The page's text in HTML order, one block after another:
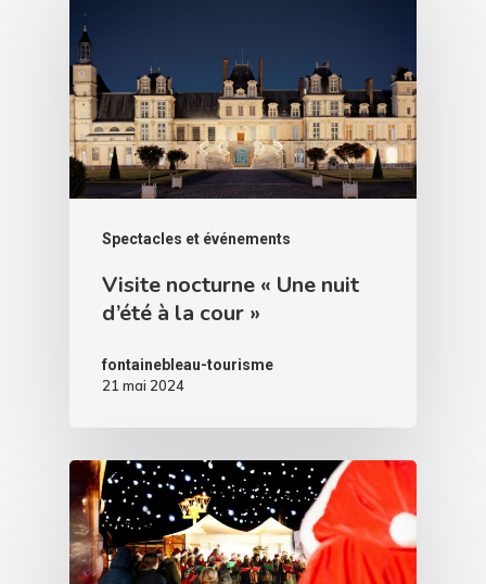
Spectacles et événements
Visite nocturne « Une nuit
d’été à la cour »
fontainebleau-tourisme
21 mai 2024